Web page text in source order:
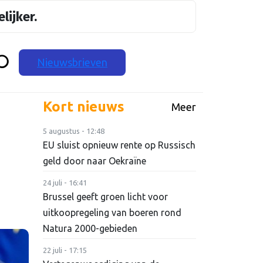
Nieuwsbrieven
Kort nieuws Meer
5 augustus - 12:48
EU sluist opnieuw rente op Russisch
geld door naar Oekraïne
24 juli - 16:41
Brussel geeft groen licht voor
uitkoopregeling van boeren rond
Natura 2000-gebieden
22 juli - 17:15